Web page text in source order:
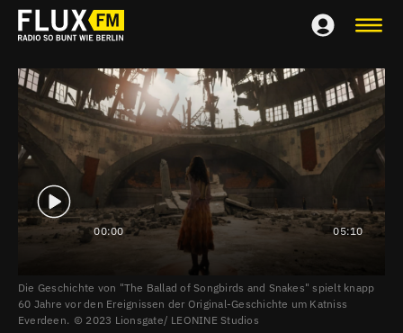
00:00 05:10
Die Geschichte von "The Ballad of Songbirds and Snakes" spielt knapp
60 Jahre vor den Ereignissen der Original-Geschichte um Katniss
Everdeen.
2023 Lionsgate/ LEONINE Studios